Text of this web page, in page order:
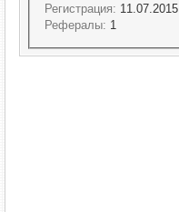
Регистрация: 11.07.2015
Рефералы: 1